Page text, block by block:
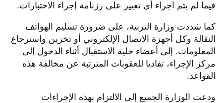
فيما لم يتم اجراء أي تغيير على رزنامة إجراء الاختبارات.
كما شددت وزارة التربية، على ضرورة تسليم الهواتف
النقالة وكل أجهزة الاتصال الإلكتروني أو تخزين واسترجاع
المعلومات. إلى أعضاء خلية الاستقبال أثناء الدخول إلى
مركز الإجراء، تفاديا للعقوبات المترتبة عن مخالفة هذه
القواعد.
ودعت الوزارة الجميع إلى الالتزام بهذه الإجراءات